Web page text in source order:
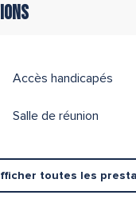
Accès handicapés
Salle de réunion
toutes les